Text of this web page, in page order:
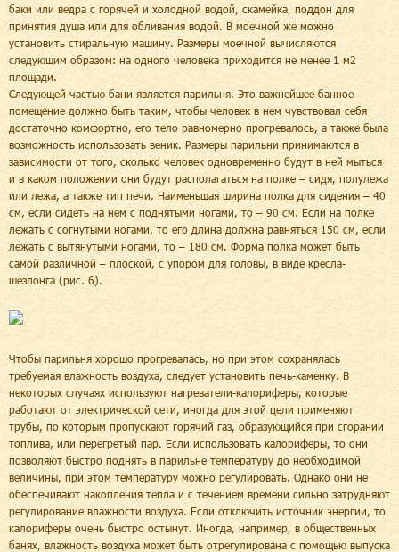
баки или ведра с горячей и холодной водой, скамейка, поддон для
принятия душа или для обливания водой. В моечной же можно
установить стиральную машину. Размеры моечной вычисляются
следующим образом: на одного человека приходится не менее 1 м2
площади.
Следующей частью бани является парильня. Это важнейшее банное
помещение должно быть таким, чтобы человек в нем чувствовал себя
достаточно комфортно, его тело равномерно прогревалось, а также была
возможность использовать веник. Размеры парильни принимаются в
зависимости от того, сколько человек одновременно будут в ней мыться
и в каком положении они будут располагаться на полке – сидя, полулежа
или лежа, а также тип печи. Наименьшая ширина полка для сидения – 40
см, если сидеть на нем с поднятыми ногами, то – 90 см. Если на полке
лежать с согнутыми ногами, то его длина должна равняться 150 см, если
лежать с вытянутыми ногами, то – 180 см. Форма полка может быть
самой различной – плоской, с упором для головы, в виде кресла-
шезлонга (рис. 6).
Чтобы парильня хорошо прогревалась, но при этом сохранялась
требуемая влажность воздуха, следует установить печь-каменку. В
некоторых случаях используют нагреватели-калориферы, которые
работают от электрической сети, иногда для этой цели применяют
трубы, по которым пропускают горячий газ, образующийся при сгорании
топлива, или перегретый пар. Если использовать калориферы, то они
позволяют быстро поднять в парильне температуру до необходимой
величины, при этом температуру можно регулировать. Однако они не
обеспечивают накопления тепла и с течением времени сильно затрудняют
регулирование влажности воздуха. Если отключить источник энергии, то
калориферы очень быстро остынут. Иногда, например, в общественных
банях, влажность воздуха может быть отрегулирована с помощью выпуска